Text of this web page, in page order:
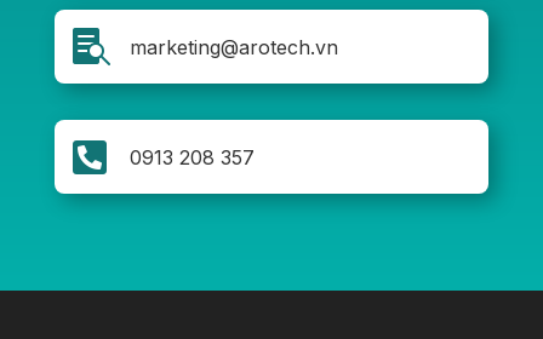
 marketing@arotech.vn
 0913 208 357